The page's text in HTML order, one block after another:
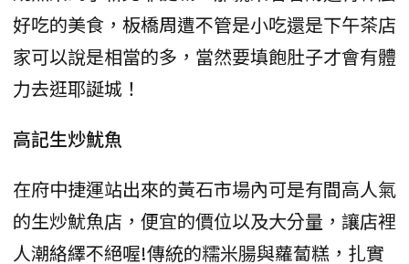
好吃的美食，板橋周遭不管是小吃還是下午茶店
家可以說是相當的多，當然要填飽肚子才會有體
力去逛耶誕城！
高記生炒魷魚
在府中捷運站出來的黃石市場內可是有間高人氣
的生炒魷魚店，便宜的價位以及大分量，讓店裡
人潮絡繹不絕喔!傳統的糯米腸與蘿蔔糕，扎實